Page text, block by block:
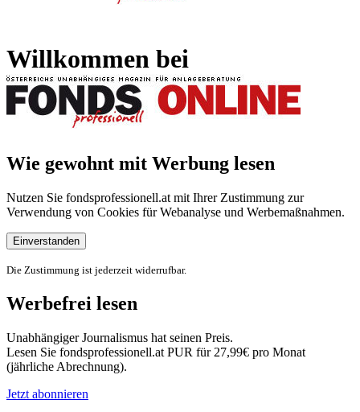
Willkommen bei
Wie gewohnt mit Werbung lesen
Nutzen Sie fondsprofessionell.at mit Ihrer Zustimmung zur
Verwendung von Cookies für Webanalyse und Werbemaßnahmen.
Einverstanden
Die Zustimmung ist jederzeit widerrufbar.
Werbefrei lesen
Unabhängiger Journalismus hat seinen Preis.
Lesen Sie fondsprofessionell.at PUR für 27,99€ pro Monat
(jährliche Abrechnung).
Jetzt abonnieren